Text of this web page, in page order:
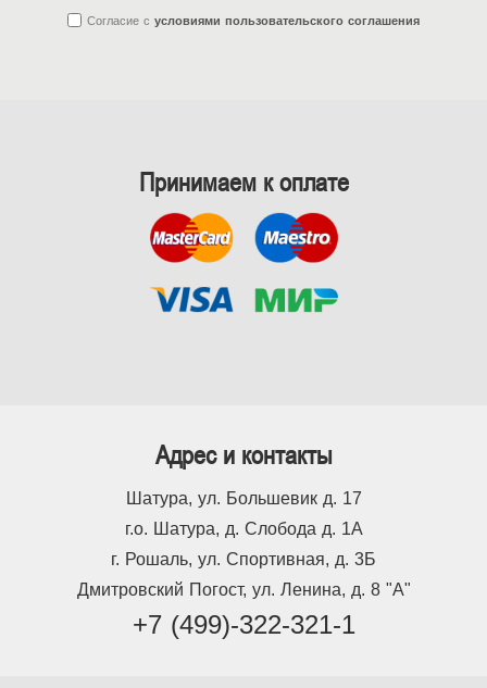
Согласие с условиями пользовательского соглашения
Принимаем к оплате
Адрес и контакты
Шатура, ул. Большевик д. 17
г.о. Шатура, д. Слобода д. 1А
г. Рошаль, ул. Спортивная, д. 3Б
Дмитровский Погост, ул. Ленина, д. 8 "А"
+7 (499)-322-321-1